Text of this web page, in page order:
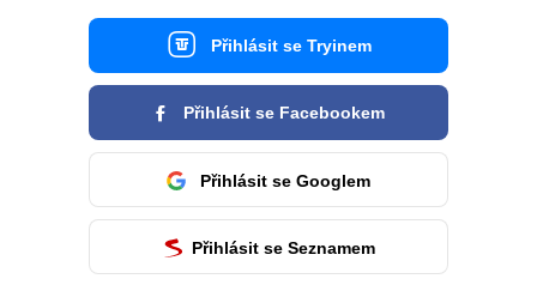
Přihlásit se Tryinem
Přihlásit se Facebookem
Přihlásit se Googlem
Přihlásit se Seznamem